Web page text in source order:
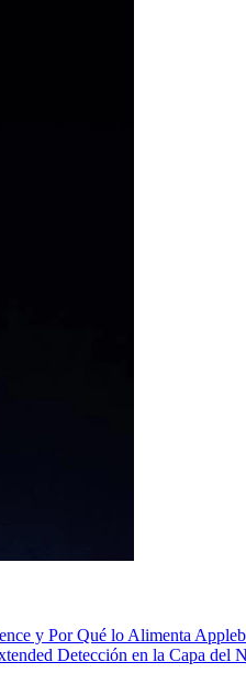
y Por Qué lo Alimenta
Detección en la Capa del